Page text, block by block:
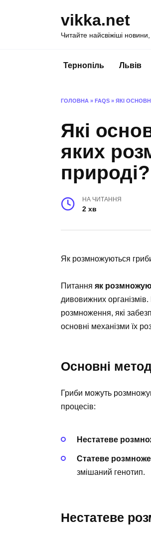
vikka.net
Читайте найсвіжіші
Тернопіль Львів
ГОЛОВНА » FAQS » ЯКІ
Які
яких
природі?
НА ЧИТАННЯ
2 хв
Як розмножуються
Питання як
дивовижних організмів.
розмноження, які
основні механізми їх
Основні
Гриби можуть
процесів:
Нестатеве
Статеве
змішаний генотип.
Нестатеве